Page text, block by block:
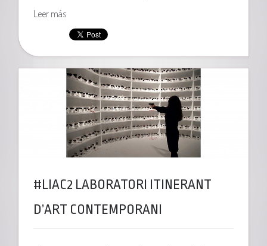
Leer más
#LIAC2 LABORATORI ITINERANT
D’ART CONTEMPORANI